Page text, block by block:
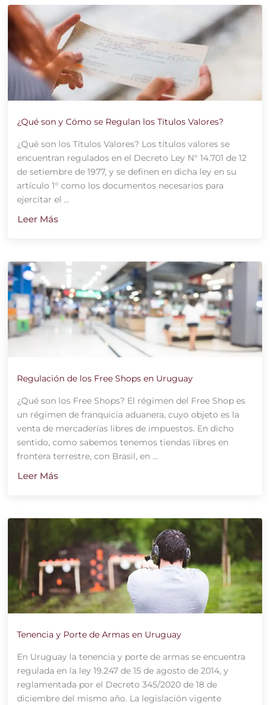
¿Qué son y Cómo se Regulan los Títulos Valores?
¿Qué son los Títulos Valores? Los títulos valores se
encuentran regulados en el Decreto Ley N° 14.701 de 12
de setiembre de 1977, y se definen en dicha ley en su
artículo 1° como los documentos necesarios para
ejercitar el ...
Leer Más
Regulación de los Free Shops en Uruguay
¿Qué son los Free Shops? El régimen del Free Shop es
un régimen de franquicia aduanera, cuyo objeto es la
venta de mercaderías libres de impuestos. En dicho
sentido, como sabemos tenemos tiendas libres en
frontera terrestre, con Brasil, en ...
Leer Más
Tenencia y Porte de Armas en Uruguay
En Uruguay la tenencia y porte de armas se encuentra
regulada en la ley 19.247 de 15 de agosto de 2014, y
reglamentada por el Decreto 345/2020 de 18 de
diciembre del mismo año. La legislación vigente